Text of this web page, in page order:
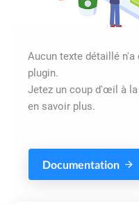
Aucun texte détaillé
plugin.
Jetez un coup d'œil à
en savoir plus.
Documentation